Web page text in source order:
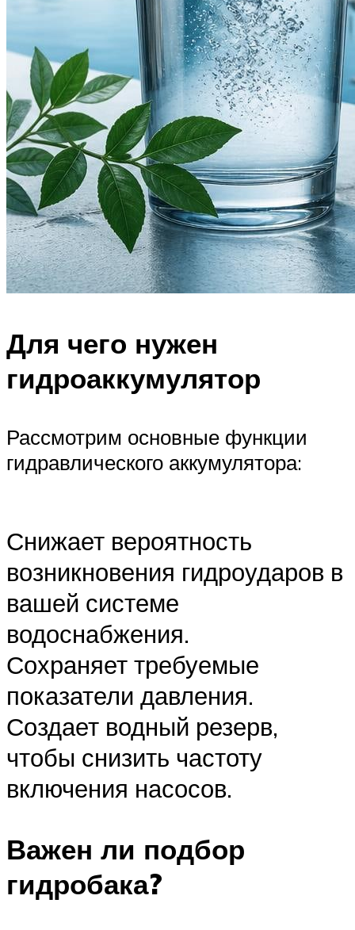
Для чего нужен
гидроаккумулятор
Рассмотрим основные функции
гидравлического аккумулятора:
Снижает вероятность
возникновения гидроударов в
вашей системе
водоснабжения.
Сохраняет требуемые
показатели давления.
Создает водный резерв,
чтобы снизить частоту
включения насосов.
Важен ли подбор
гидробака?